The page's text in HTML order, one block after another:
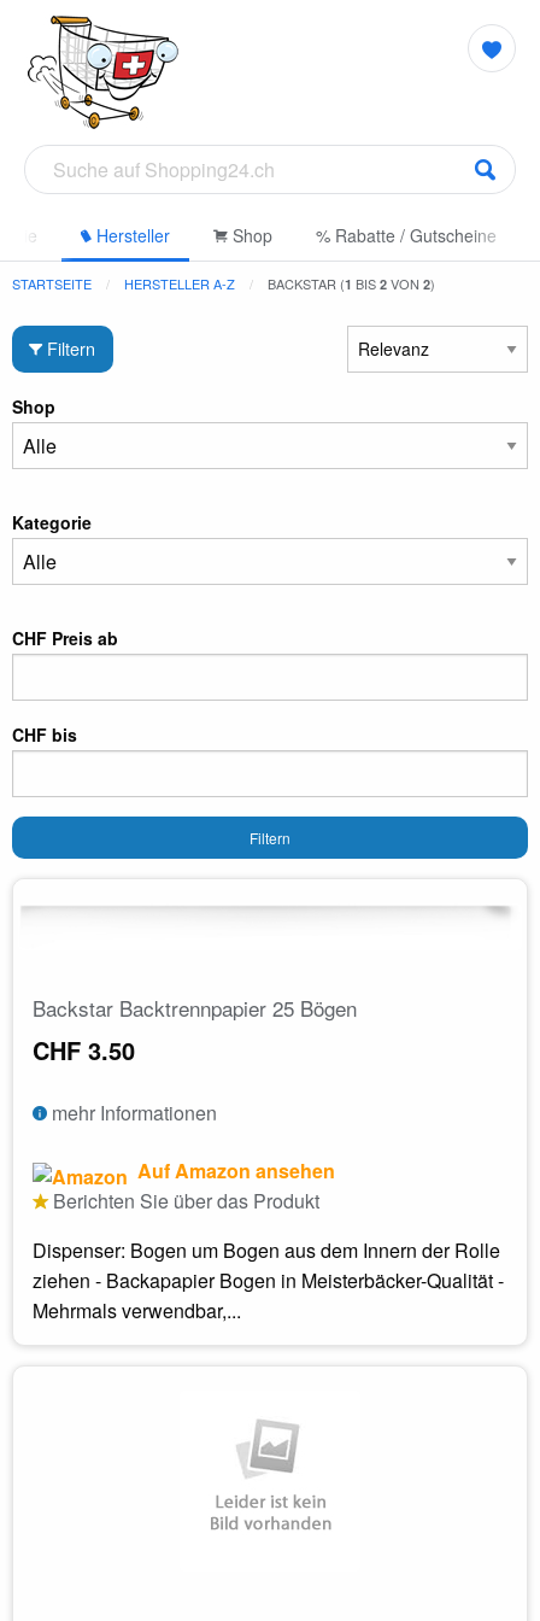
Hersteller Shop % Rabatte / Gutscheine
STARTSEITE HERSTELLER A-Z BACKSTAR (1 BIS 2 VON 2)
Filtern
Shop
Kategorie
CHF Preis ab
CHF bis
Filtern
Backstar Backtrennpapier 25 Bögen
CHF 3.50
mehr Informationen
Auf Amazon ansehen
Berichten Sie über das Produkt
Dispenser: Bogen um Bogen aus dem Innern der Rolle
ziehen - Backapapier Bogen in Meisterbäcker-Qualität -
Mehrmals verwendbar,...